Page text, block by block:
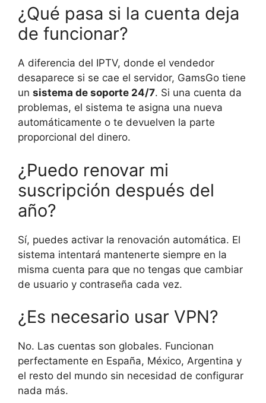
¿Qué pasa si la cuenta deja
de funcionar?
A diferencia del IPTV, donde el vendedor
desaparece si se cae el servidor, GamsGo tiene
un sistema de soporte 24/7. Si una cuenta da
problemas, el sistema te asigna una nueva
automáticamente o te devuelven la parte
proporcional del dinero.
¿Puedo renovar mi
suscripción después del
año?
Sí, puedes activar la renovación automática. El
sistema intentará mantenerte siempre en la
misma cuenta para que no tengas que cambiar
de usuario y contraseña cada vez.
¿Es necesario usar VPN?
No. Las cuentas son globales. Funcionan
perfectamente en España, México, Argentina y
el resto del mundo sin necesidad de configurar
nada más.